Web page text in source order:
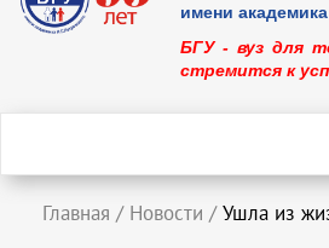
имени
БГУ - вуз для
стремится к
Главная / Новости / Ушла из